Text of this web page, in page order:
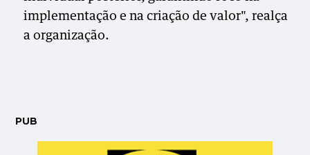
implementação e na criação de valor", realça
a organização.
PUB